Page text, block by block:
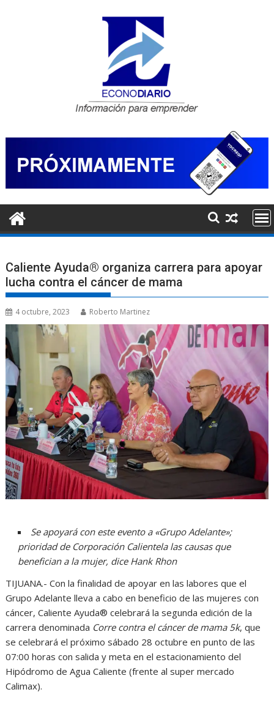
Caliente Ayuda® organiza carrera para apoyar
lucha contra el cáncer de mama
4 octubre, 2023 Roberto Martinez
Se apoyará con este evento a «Grupo Adelante»;
prioridad de Corporación Calientela las causas que
benefician a la mujer, dice Hank Rhon
TIJUANA.- Con la finalidad de apoyar en las labores que el
Grupo Adelante lleva a cabo en beneficio de las mujeres con
cáncer, Caliente Ayuda® celebrará la segunda edición de la
carrera denominada Corre contra el cáncer de mama 5k, que
se celebrará el próximo sábado 28 octubre en punto de las
07:00 horas con salida y meta en el estacionamiento del
Hipódromo de Agua Caliente (frente al super mercado
Calimax).